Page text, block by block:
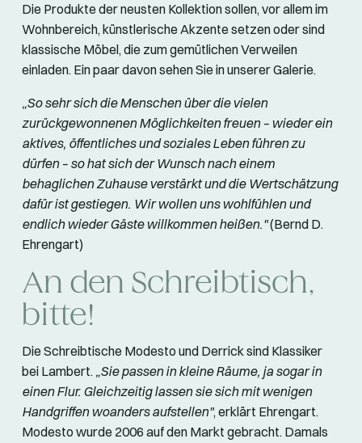
Die Produkte der neusten Kollektion sollen, vor allem im
Wohnbereich, künstlerische Akzente setzen oder sind
klassische Möbel, die zum gemütlichen Verweilen
einladen. Ein paar davon sehen Sie in unserer Galerie.
„So sehr sich die Menschen über die vielen
zurückgewonnenen Möglichkeiten freuen – wieder ein
aktives, öffentliches und soziales Leben führen zu
dürfen – so hat sich der Wunsch nach einem
behaglichen Zuhause verstärkt und die Wertschätzung
dafür ist gestiegen. Wir wollen uns wohlfühlen und
endlich wieder Gäste willkommen heißen."(Bernd D.
Ehrengart)
An den Schreibtisch,
bitte!
Die Schreibtische Modesto und Derrick sind Klassiker
bei Lambert. „Sie passen in kleine Räume, ja sogar in
einen Flur. Gleichzeitig lassen sie sich mit wenigen
Handgriffen woanders aufstellen", erklärt Ehrengart.
Modesto wurde 2006 auf den Markt gebracht. Damals